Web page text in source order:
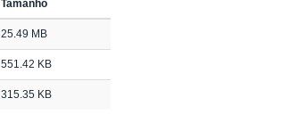
Tamanho
25.49 MB
551.42 KB
315.35 KB